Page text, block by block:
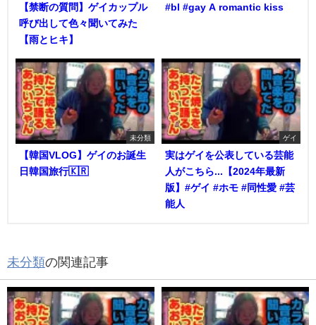
【禁断の質問】ゲイカップル
呼び出して色々聞いてみた
【雨とヒキ】
#bl #gay A romantic kiss
未分類
【韓国VLOG】ゲイのお誕生
日韓国旅行🇰🇷
ゲイ
実はゲイを公表している芸能
人がこちら...【2024年最新
版】#ゲイ #ホモ #同性愛 #芸
能人
未分類の関連記事